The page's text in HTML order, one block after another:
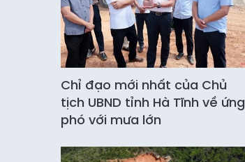
Chỉ đạo mới nhất của Chủ
tịch UBND tỉnh Hà Tĩnh về ứng
phó với mưa lớn